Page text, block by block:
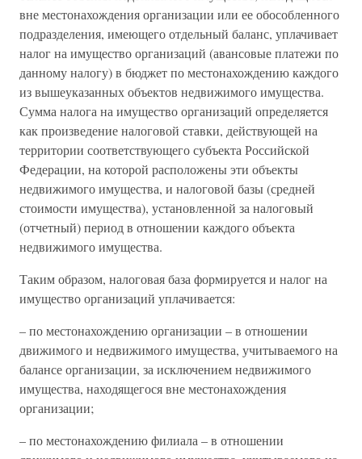
вне местонахождения организации или ее обособленного
подразделения, имеющего отдельный баланс, уплачивает
налог на имущество организаций (авансовые платежи по
данному налогу) в бюджет по местонахождению каждого
из вышеуказанных объектов недвижимого имущества.
Сумма налога на имущество организаций определяется
как произведение налоговой ставки, действующей на
территории соответствующего субъекта Российской
Федерации, на которой расположены эти объекты
недвижимого имущества, и налоговой базы (средней
стоимости имущества), установленной за налоговый
(отчетный) период в отношении каждого объекта
недвижимого имущества.
Таким образом, налоговая база формируется и налог на
имущество организаций уплачивается:
– по местонахождению организации – в отношении
движимого и недвижимого имущества, учитываемого на
балансе организации, за исключением недвижимого
имущества, находящегося вне местонахождения
организации;
– по местонахождению филиала – в отношении